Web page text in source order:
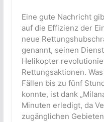
Eine gute Nachricht
auf die Effizienz der
neue
genannt, seinen
Helikopter
Rettungsaktionen.
Fällen bis zu fünf
konnte, ist dank
Minuten erledigt, da
zugänglichen